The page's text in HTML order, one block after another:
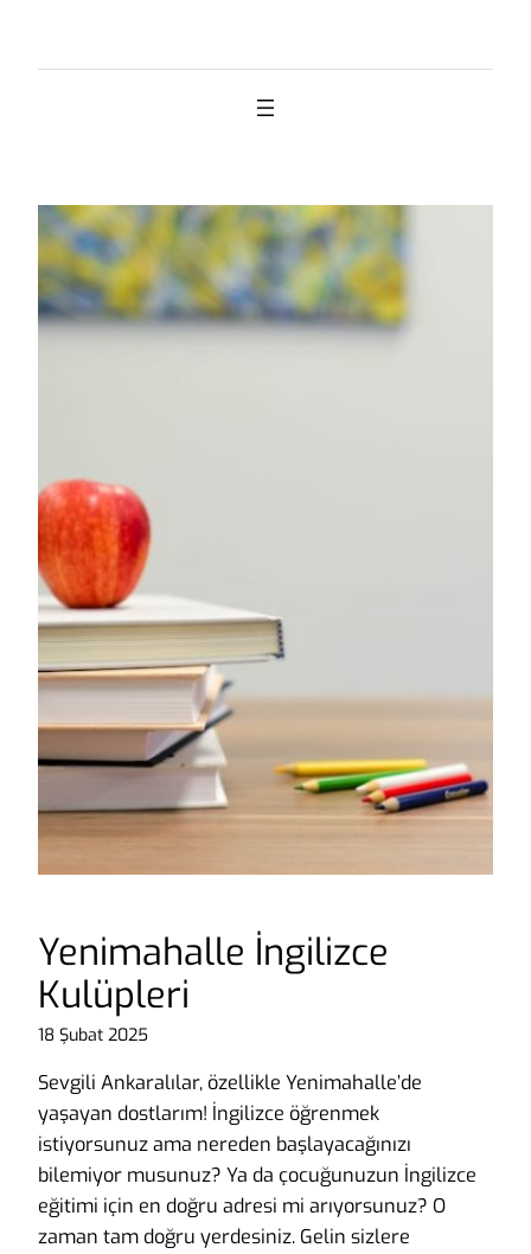
Yenimahalle İngilizce
Kulüpleri
18 Şubat 2025
Sevgili Ankaralılar, özellikle Yenimahalle’de
yaşayan dostlarım! İngilizce öğrenmek
istiyorsunuz ama nereden başlayacağınızı
bilemiyor musunuz? Ya da çocuğunuzun İngilizce
eğitimi için en doğru adresi mi arıyorsunuz? O
zaman tam doğru yerdesiniz. Gelin sizlere